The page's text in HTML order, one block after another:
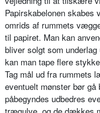
Papirskabelonen skabes
omrids af rummets
til papiret. Man kan
bliver solgt som
kan man tape flere
Tag mål ud fra rummets
eventuelt mønster bør
påbegyndes udbedres